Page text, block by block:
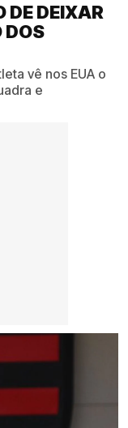
DE DEIXAR
DOS
vê nos EUA o
e